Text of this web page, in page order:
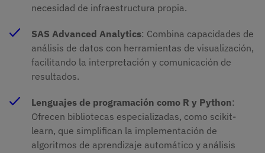
necesidad de infraestructura propia. ​
SAS Advanced Analytics: Combina capacidades de
análisis de datos con herramientas de visualización,
facilitando la interpretación y comunicación de
resultados.
Lenguajes de programación como R y Python:
Ofrecen bibliotecas especializadas, como scikit-
learn, que simplifican la implementación de
algoritmos de aprendizaje automático y análisis